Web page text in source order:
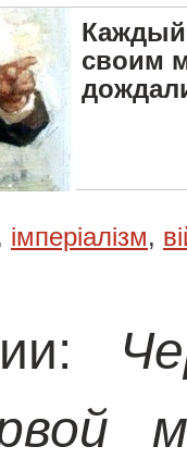
своим
імперіалізм,